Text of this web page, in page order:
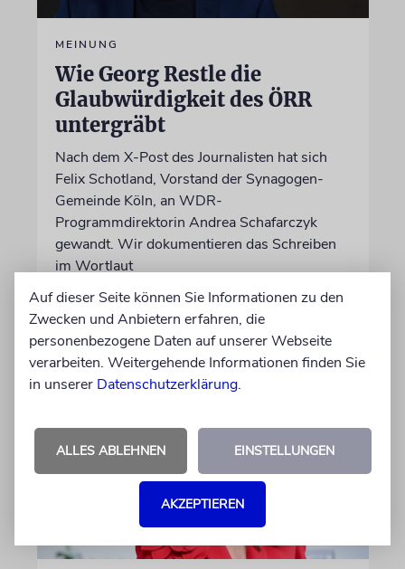
MEINUNG
Wie Georg Restle die
Glaubwürdigkeit des ÖRR
untergräbt
Nach dem X-Post des Journalisten hat sich
Felix Schotland, Vorstand der Synagogen-
Gemeinde Köln, an WDR-
Programmdirektorin Andrea Schafarczyk
gewandt. Wir dokumentieren das Schreiben
im Wortlaut
von Felix Schotland
07.08.2026
Auf dieser Seite können Sie Informationen zu den
Zwecken und Anbietern erfahren, die
personenbezogene Daten auf unserer Webseite
verarbeiten. Weitergehende Informationen finden Sie
in unserer Datenschutzerklärung.
ALLES ABLEHNEN EINSTELLUNGEN
AKZEPTIEREN